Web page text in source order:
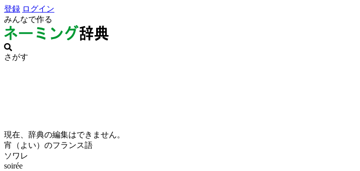
登録 ログイン
みんなで作る
さがす
現在、辞典の編集はできません。
宵（よい）のフランス語
ソワレ
soirée